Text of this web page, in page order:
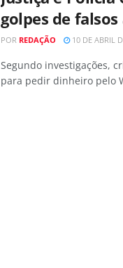
golpes de
POR REDAÇÃO 10 DE ABRIL
Segundo investigações,
para pedir dinheiro pelo